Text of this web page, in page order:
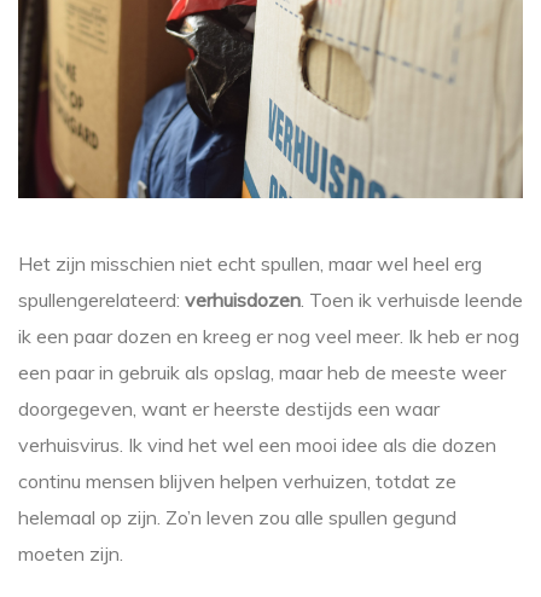
Het zijn misschien niet echt spullen, maar wel heel erg
spullengerelateerd: verhuisdozen. Toen ik verhuisde leende
ik een paar dozen en kreeg er nog veel meer. Ik heb er nog
een paar in gebruik als opslag, maar heb de meeste weer
doorgegeven, want er heerste destijds een waar
verhuisvirus. Ik vind het wel een mooi idee als die dozen
continu mensen blijven helpen verhuizen, totdat ze
helemaal op zijn. Zo’n leven zou alle spullen gegund
moeten zijn.